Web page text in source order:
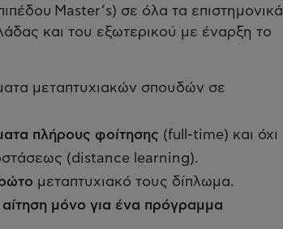
Master’s) σε όλα τα επιστημονικά
και του εξωτερικού με έναρξη το
μεταπτυχιακών σπουδών σε
πλήρους φοίτησης (full-time) και όχι
(distance learning).
μεταπτυχιακό τους δίπλωμα.
αίτηση μόνο για ένα πρόγραμμα